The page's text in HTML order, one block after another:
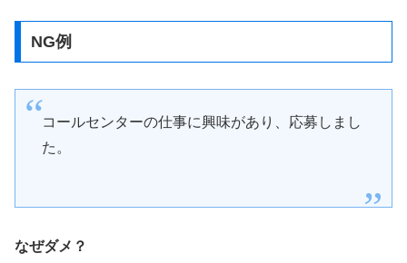
NG例
コールセンターの仕事に興味があり、応募しまし
た。
なぜダメ？